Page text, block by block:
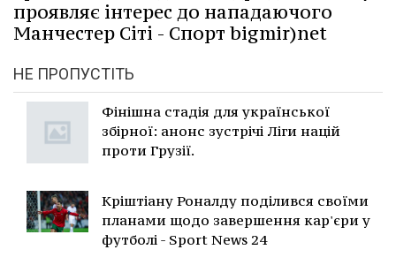
проявляє інтерес до нападаючого
Манчестер Сіті - Спорт bigmir)net
НЕ ПРОПУСТІТЬ
Фінішна стадія для української
збірної: анонс зустрічі Ліги націй
проти Грузії.
Кріштіану Роналду поділився своїми
планами щодо завершення кар'єри у
футболі - Sport News 24